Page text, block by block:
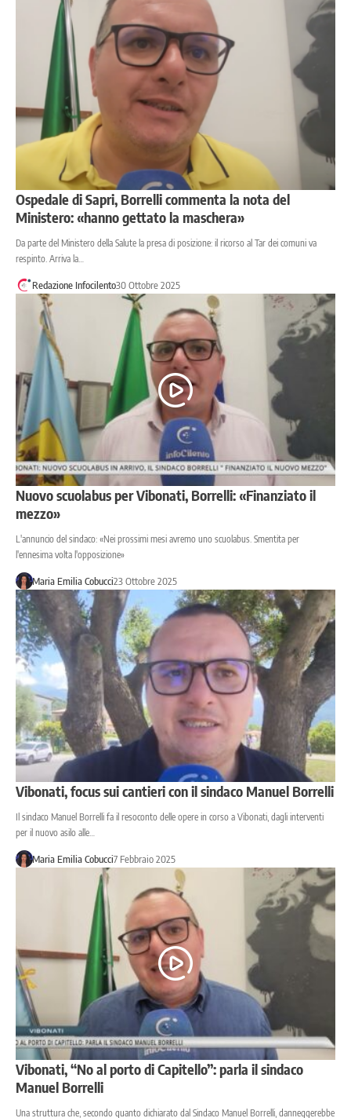
Ospedale di Sapri, Borrelli commenta la nota del
Ministero: «hanno gettato la maschera»
Da parte del Ministero della Salute la presa di posizione: il ricorso al Tar dei comuni va
respinto. Arriva la…
Redazione Infocilento30 Ottobre 2025
Nuovo scuolabus per Vibonati, Borrelli: «Finanziato il
mezzo»
L'annuncio del sindaco: «Nei prossimi mesi avremo uno scuolabus. Smentita per
l'ennesima volta l'opposizione»
Maria Emilia Cobucci23 Ottobre 2025
Vibonati, focus sui cantieri con il sindaco Manuel Borrelli
Il sindaco Manuel Borrelli fa il resoconto delle opere in corso a Vibonati, dagli interventi
per il nuovo asilo alle…
Maria Emilia Cobucci7 Febbraio 2025
Vibonati, “No al porto di Capitello”: parla il sindaco
Manuel Borrelli
Una struttura che, secondo quanto dichiarato dal Sindaco Manuel Borrelli, danneggerebbe